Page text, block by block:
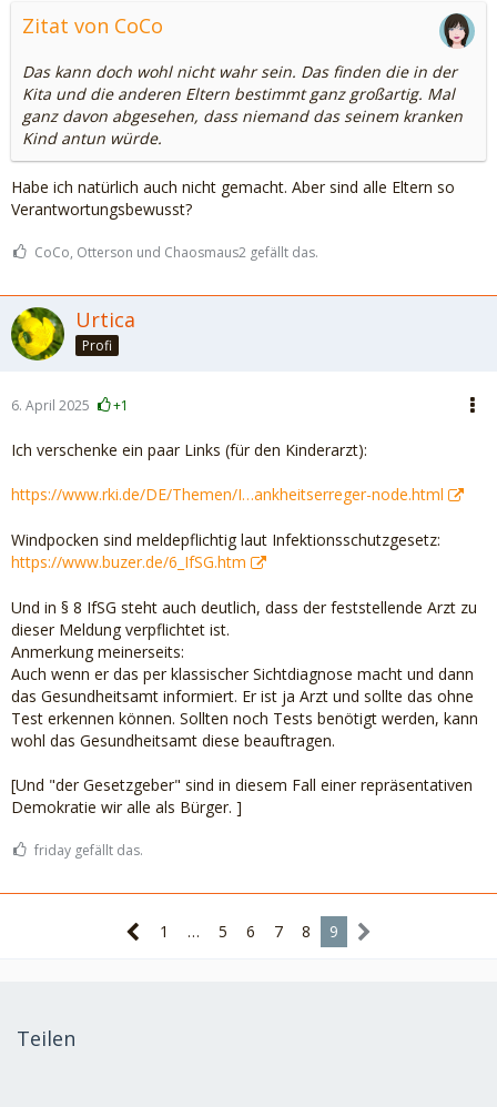
Zitat von CoCo
Das kann doch wohl nicht wahr sein. Das finden die in der
Kita und die anderen Eltern bestimmt ganz großartig. Mal
ganz davon abgesehen, dass niemand das seinem kranken
Kind antun würde.
Habe ich natürlich auch nicht gemacht. Aber sind alle Eltern so
Verantwortungsbewusst?
CoCo, Otterson und Chaosmaus2 gefällt das.
Urtica
Profi
6. April 2025 +1
Ich verschenke ein paar Links (für den Kinderarzt):
https://www.rki.de/DE/Themen/I…ankheitserreger-node.html
Windpocken sind meldepflichtig laut Infektionsschutzgesetz:
https://www.buzer.de/6_IfSG.htm
Und in § 8 IfSG steht auch deutlich, dass der feststellende Arzt zu
dieser Meldung verpflichtet ist.
Anmerkung meinerseits:
Auch wenn er das per klassischer Sichtdiagnose macht und dann
das Gesundheitsamt informiert. Er ist ja Arzt und sollte das ohne
Test erkennen können. Sollten noch Tests benötigt werden, kann
wohl das Gesundheitsamt diese beauftragen.
[Und "der Gesetzgeber" sind in diesem Fall einer repräsentativen
Demokratie wir alle als Bürger. ]
friday gefällt das.
1 … 5 6 7 8 9
Teilen